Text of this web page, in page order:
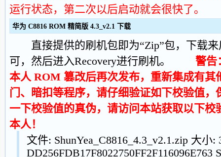
运行状态，第二次以后启动就会很快了。
华为 C8816 ROM 精简版 4.3_v2.1 下载
直接提供的刷机包即为“Zip”包，下载来
可，然后进入Recovery进行刷机。 警告
本人 ROM 篡改后再次发布，重新集成有其
门、暗扣等程序，请仔细验证如下校验值，
一下校验值的真伪，请访问本站获取以下校
本人！
文件: ShunYea_C8816_4.3_v2.1.zip 大小
DD256FDB17F8022750FF2F116096E763